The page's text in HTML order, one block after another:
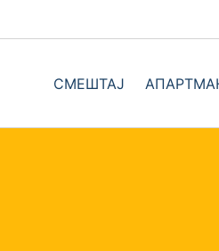
СМЕШТАЈ